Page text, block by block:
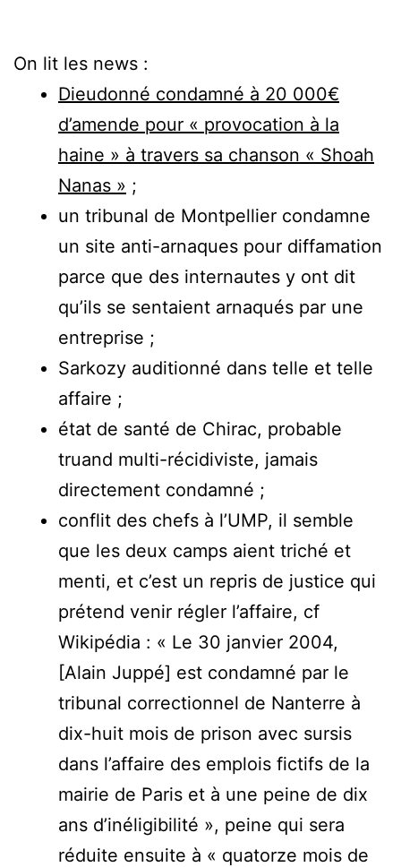
On lit les news :
Dieudonné condamné à 20 000€
d’amende pour « provocation à la
haine » à travers sa chanson « Shoah
Nanas » ;
un tribunal de Montpellier condamne
un site anti-arnaques pour diffamation
parce que des internautes y ont dit
qu’ils se sentaient arnaqués par une
entreprise ;
Sarkozy auditionné dans telle et telle
affaire ;
état de santé de Chirac, probable
truand multi-récidiviste, jamais
directement condamné ;
conflit des chefs à l’UMP, il semble
que les deux camps aient triché et
menti, et c’est un repris de justice qui
prétend venir régler l’affaire, cf
Wikipédia : « Le 30 janvier 2004,
[Alain Juppé] est condamné par le
tribunal correctionnel de Nanterre à
dix-huit mois de prison avec sursis
dans l’affaire des emplois fictifs de la
mairie de Paris et à une peine de dix
ans d’inéligibilité », peine qui sera
réduite ensuite à « quatorze mois de